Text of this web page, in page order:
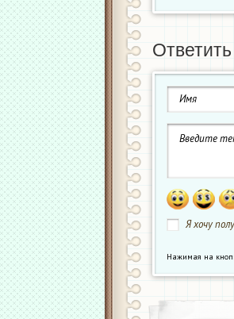
Я хочу
Нажимая на